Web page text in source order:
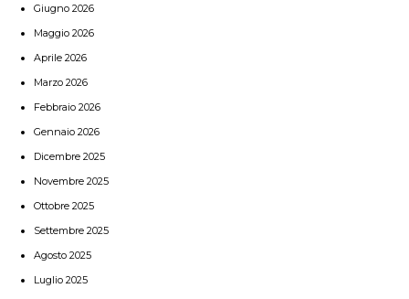
Giugno 2026
Maggio 2026
Aprile 2026
Marzo 2026
Febbraio 2026
Gennaio 2026
Dicembre 2025
Novembre 2025
Ottobre 2025
Settembre 2025
Agosto 2025
Luglio 2025